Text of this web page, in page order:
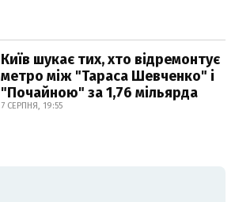
Київ шукає тих, хто відремонтує
метро між "Тараса Шевченко" і
"Почайною" за 1,76 мільярда
7 СЕРПНЯ, 19:55